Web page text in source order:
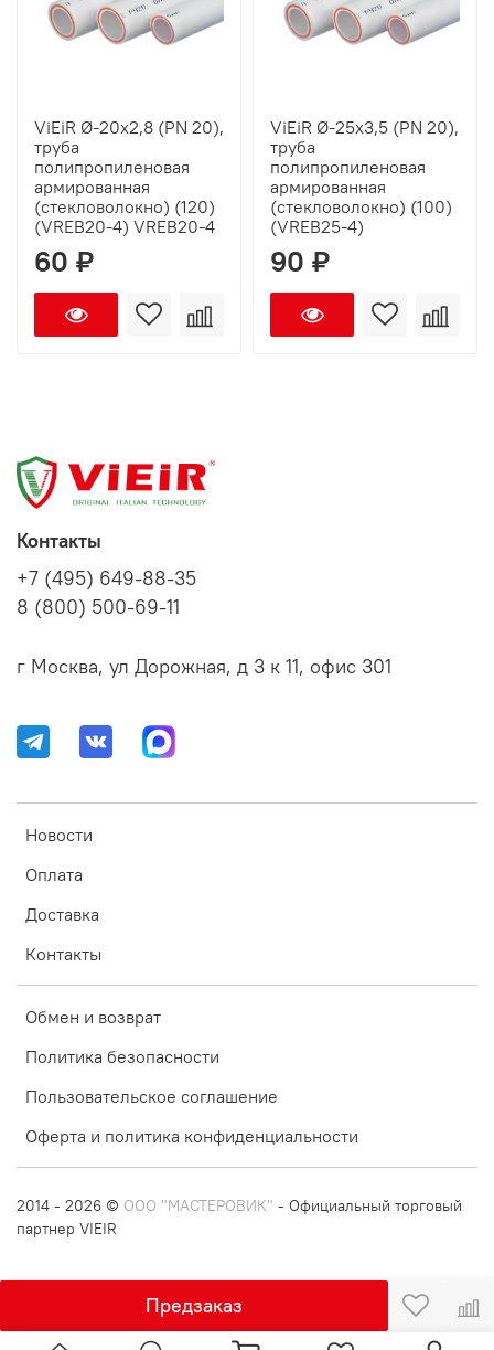
Предзаказ
ViEiR Ø-20х2,8 (PN 20),
труба
полипропиленовая
армированная
(стекловолокно) (120)
(VREB20-4) VREB20-4
60 ₽
ViEiR Ø-25х3,5 (PN 20),
труба
полипропиленовая
армированная
(стекловолокно) (100)
(VREB25-4)
90 ₽
Новости
Оплата
Доставка
Контакты
Обмен и возврат
Политика безопасности
Пользовательское соглашение
Оферта и политика конфиденциальности
Контакты
+7 (495) 649-88-35
8 (800) 500-69-11
г Москва, ул Дорожная, д 3 к 11, офис 301
2014 - 2026 © ООО "МАСТЕРОВИК" - Официальный торговый
партнер VIEIR